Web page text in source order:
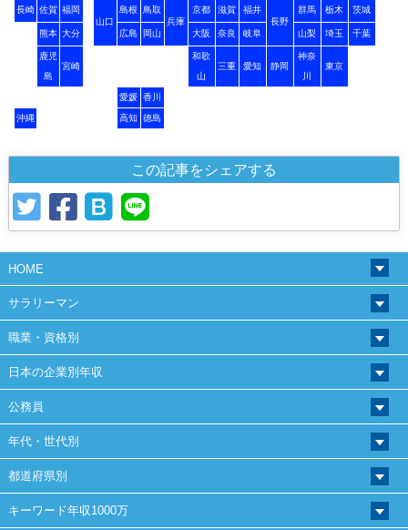
長崎 佐賀 福岡
山口
島根
鳥取
兵庫
京都 滋賀
福井
長野
群馬 栃木 茨城
熊本 大分 広島 岡山 大阪 奈良 岐阜 山梨 埼玉 千葉
鹿児
島
宮崎
和歌
山
三重 愛知 静岡
神奈
川
東京
愛媛 香川
沖縄 高知 徳島
この記事をシェアする
HOME
サラリーマン
職業・資格別
日本の企業別年収
公務員
年代・世代別
都道府県別
キーワード年収1000万